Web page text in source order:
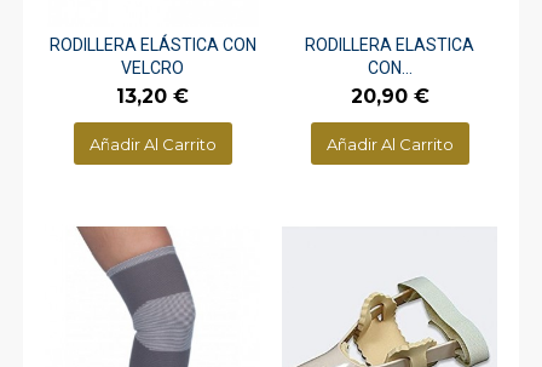
RODILLERA ELÁSTICA CON
VELCRO
Precio
13,20 €
Añadir Al Carrito
RODILLERA ELASTICA
CON...
Precio
20,90 €
Añadir Al Carrito